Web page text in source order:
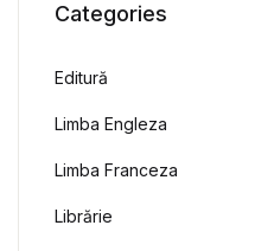
Categories
Editură
Limba Engleza
Limba Franceza
Librărie